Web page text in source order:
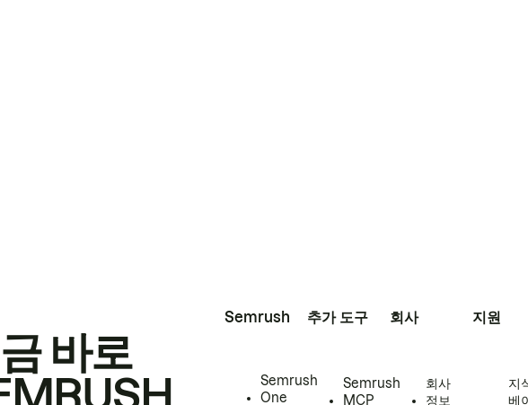
바로
Semrush
Semrush
One
추가 도구
Semrush
MCP
회사
회사
정보
지원
지
베